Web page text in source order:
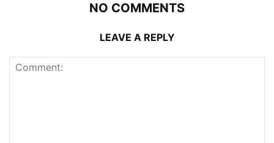
NO COMMENTS
LEAVE A REPLY